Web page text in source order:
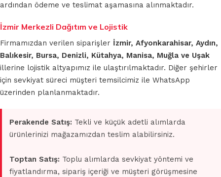
ardından ödeme ve teslimat aşamasına alınmaktadır.
İzmir Merkezli Dağıtım ve Lojistik
Firmamızdan verilen siparişler İzmir, Afyonkarahisar, Aydın,
Balıkesir, Bursa, Denizli, Kütahya, Manisa, Muğla ve Uşak
illerine lojistik altyapımız ile ulaştırılmaktadır. Diğer şehirler
için sevkiyat süreci müşteri temsilcimiz ile WhatsApp
üzerinden planlanmaktadır.
Perakende Satış: Tekli ve küçük adetli alımlarda
ürünlerinizi mağazamızdan teslim alabilirsiniz.
Toptan Satış: Toplu alımlarda sevkiyat yöntemi ve
fiyatlandırma, sipariş içeriği ve müşteri görüşmesine